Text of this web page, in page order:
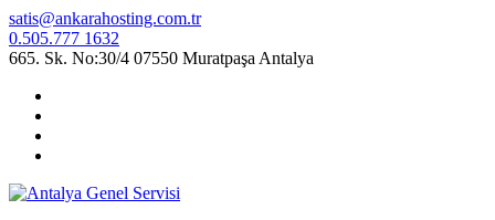
satis@ankarahosting.com.tr
0.505.777 1632
665. Sk. No:30/4 07550 Muratpaşa Antalya